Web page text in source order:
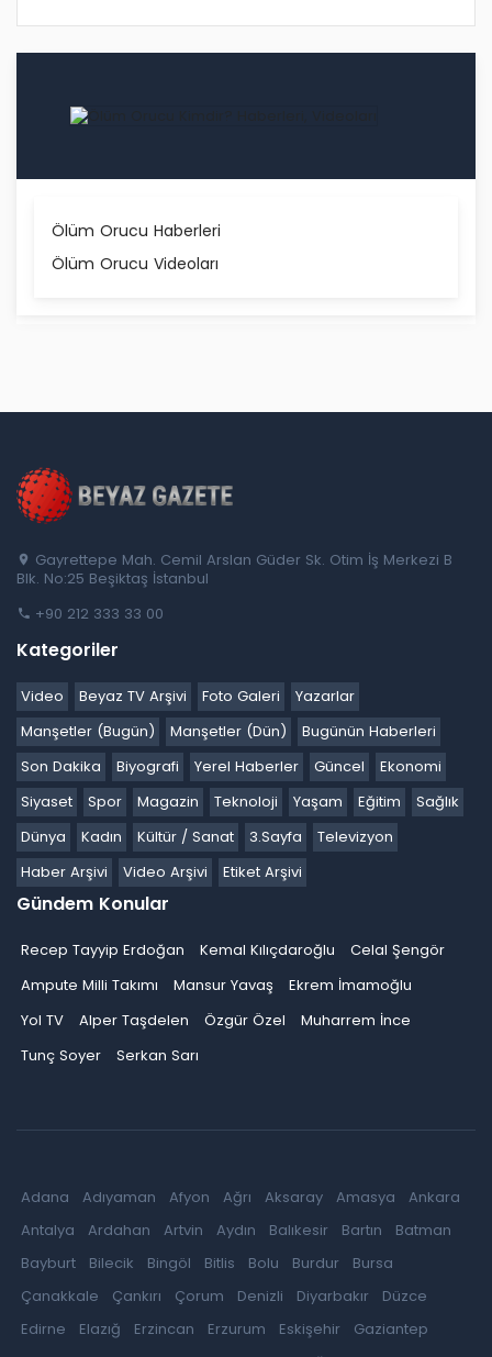
Ölüm Orucu Haberleri
Ölüm Orucu Videoları
Gayrettepe Mah. Cemil Arslan Güder Sk. Otim İş Merkezi B
Blk. No:25 Beşiktaş İstanbul
+90 212 333 33 00
Kategoriler
Video Beyaz TV Arşivi Foto Galeri
Yazarlar
Manşetler (Bugün)
Manşetler (Dün)
Bugünün Haberleri
Son Dakika
Biyografi Yerel Haberler Güncel
Ekonomi
Siyaset
Spor Magazin Teknoloji Yaşam Eğitim
Sağlık
Dünya
Kadın Kültür / Sanat 3.Sayfa
Televizyon
Haber Arşivi
Video Arşivi Etiket Arşivi
Gündem Konular
Recep Tayyip Erdoğan Kemal Kılıçdaroğlu
Celal Şengör
Ampute Milli Takımı
Mansur Yavaş
Ekrem İmamoğlu
Yol TV
Alper Taşdelen Özgür Özel
Muharrem İnce
Tunç Soyer
Serkan Sarı
Adana Adıyaman Afyon Ağrı Aksaray Amasya
Ankara
Antalya
Ardahan Artvin Aydın Balıkesir Bartın
Batman
Bayburt
Bilecik Bingöl Bitlis Bolu Burdur
Bursa
Çanakkale
Çankırı Çorum Denizli Diyarbakır
Düzce
Edirne
Elazığ Erzincan Erzurum Eskişehir
Gaziantep